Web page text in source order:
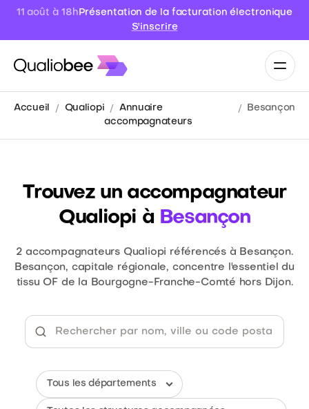
11 août à 18hPrésentation de la facturation électronique
S'inscrire
Accueil Qualiopi
Annuaire
accompagnateurs
Besançon
Trouvez un accompagnateur
Qualiopi à Besançon
2 accompagnateurs Qualiopi référencés à Besançon.
Besançon, capitale régionale, concentre l'essentiel du
tissu OF de la Bourgogne-Franche-Comté hors Dijon.